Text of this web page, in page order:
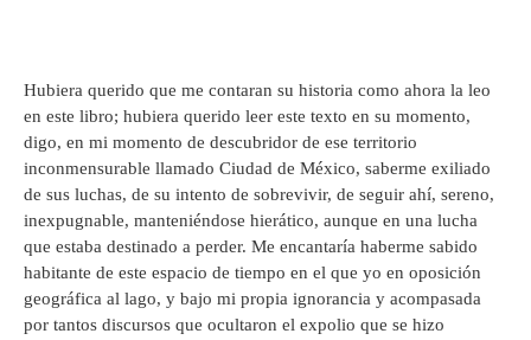
Hubiera querido que me contaran su historia como ahora la leo
en este libro; hubiera querido leer este texto en su momento,
digo, en mi momento de descubridor de ese territorio
inconmensurable llamado Ciudad de México, saberme exiliado
de sus luchas, de su intento de sobrevivir, de seguir ahí, sereno,
inexpugnable, manteniéndose hierático, aunque en una lucha
que estaba destinado a perder. Me encantaría haberme sabido
habitante de este espacio de tiempo en el que yo en oposición
geográfica al lago, y bajo mi propia ignorancia y acompasada
por tantos discursos que ocultaron el expolio que se hizo